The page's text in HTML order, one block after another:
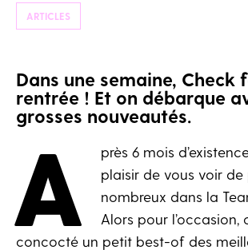
ARTICLES
Dans une semaine, Check
rentrée ! Et on débarque
grosses nouveautés.
A
près 6 mois
plaisir de vous voir de
nombreux dans la
Alors pour l’occasion,
concocté un petit best-of des